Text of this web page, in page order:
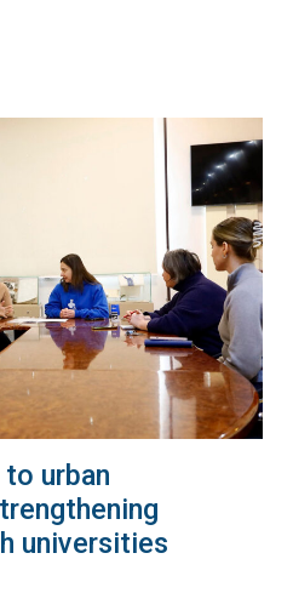
urban
universities